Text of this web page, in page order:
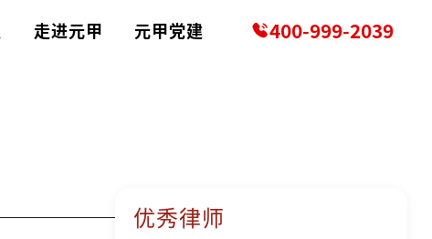
走进元甲 元甲党建 400-999-2039
优秀律师